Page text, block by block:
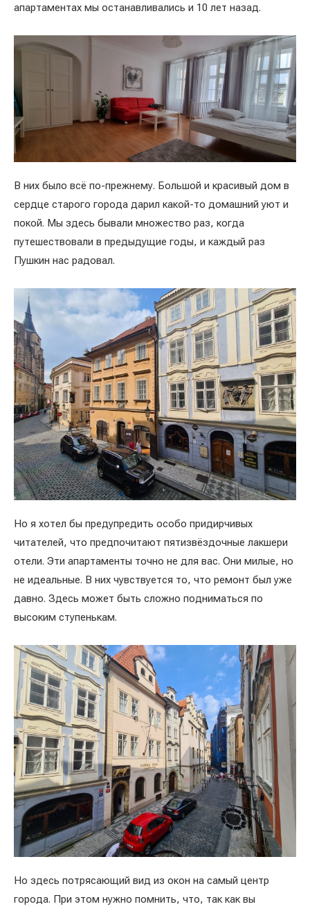
апартаментах мы останавливались и 10 лет назад.
В них было всё по-прежнему. Большой и красивый дом в
сердце старого города дарил какой-то домашний уют и
покой. Мы здесь бывали множество раз, когда
путешествовали в предыдущие годы, и каждый раз
Пушкин нас радовал.
Но я хотел бы предупредить особо придирчивых
читателей, что предпочитают пятизвёздочные лакшери
отели. Эти апартаменты точно не для вас. Они милые, но
не идеальные. В них чувствуется то, что ремонт был уже
давно. Здесь может быть сложно подниматься по
высоким ступенькам.
Но здесь потрясающий вид из окон на самый центр
города. При этом нужно помнить, что, так как вы